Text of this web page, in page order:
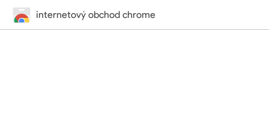
internetový obchod chrome